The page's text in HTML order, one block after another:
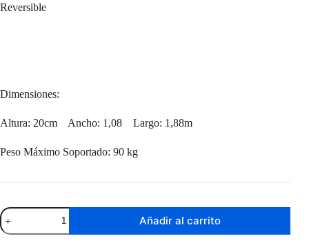
Reversible
Dimensiones:
Altura: 20cm Ancho: 1,08 Largo: 1,88m
Peso Máximo Soportado: 90 kg
Colchón
Buen
Sueño
Añadir al carrito